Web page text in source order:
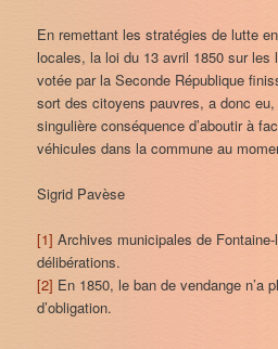
En remettant les stratégies de lutte
locales, la loi du 13 avril 1850 sur les
votée par la Seconde République
sort des citoyens pauvres, a donc
singulière conséquence d’aboutir à
véhicules dans la commune au
Sigrid Pavèse
[1] Archives municipales de
délibérations.
[2] En 1850, le ban de vendange n’a
d’obligation.